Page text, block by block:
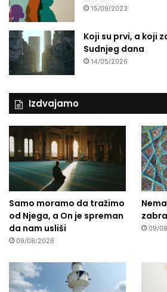
15/09/2023
Koji su prvi, a koji
Sudnjeg dana
14/05/2026
Izdvajamo
Samo moramo da tražimo
od Njega, a On je spreman
da nam usliši
09/08/2026
09/